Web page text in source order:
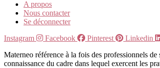
A propos
Nous contacter
Se déconnecter
Instagram
Facebook Pinterest
Linkedin
Materneo référence à la fois des professionnels
connaissance du cadre dans lequel exercent les